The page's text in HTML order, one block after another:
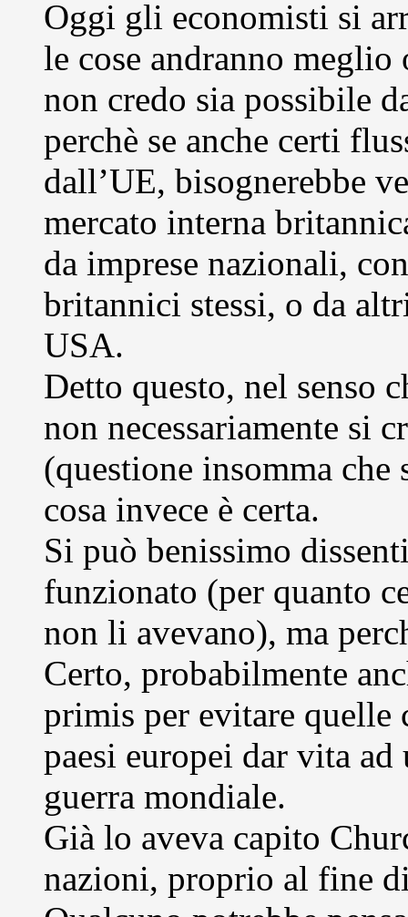
Oggi gli economisti si
le cose andranno meglio
non credo sia possibile
perchè se anche certi
dall’UE, bisognerebbe
mercato interna
da imprese nazionali,
britannici stessi, o da
USA.
Detto questo, nel senso
non necessariamente si
(questione insomma
cosa invece è certa.
Si può benissimo
funzionato (per quanto
non li avevano), ma
Certo, probabilmente
primis per evitare
paesi europei dar vita ad
guerra mondiale.
Già lo aveva capito
nazioni, proprio al fine